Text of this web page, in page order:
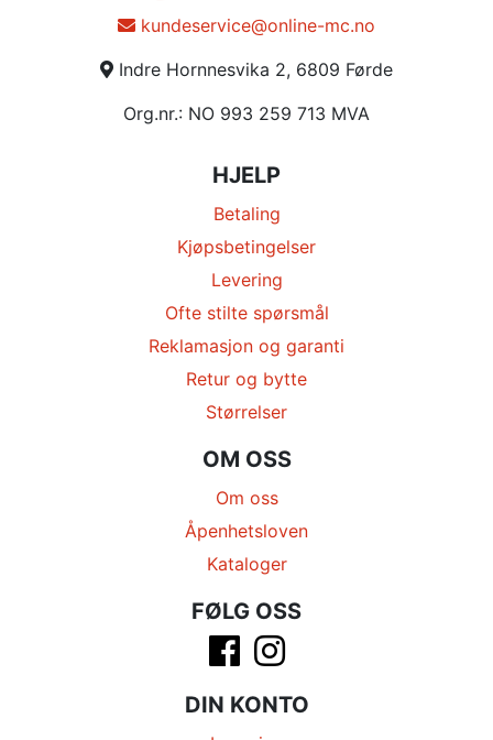
kundeservice@online-mc.no
Indre Hornnesvika 2, 6809 Førde
Org.nr.: NO 993 259 713 MVA
HJELP
Betaling
Kjøpsbetingelser
Levering
Ofte stilte spørsmål
Reklamasjon og garanti
Retur og bytte
Størrelser
OM OSS
Om oss
Åpenhetsloven
Kataloger
FØLG OSS
DIN KONTO